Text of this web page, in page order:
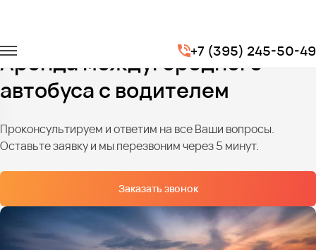
+7 (395) 245-50-49
Перевозки по межгороду
Аренда междугороднего
автобуса с водителем
Проконсультируем и ответим на все Ваши вопросы.
Оставьте заявку и мы перезвоним через 5 минут.
Заказать звонок